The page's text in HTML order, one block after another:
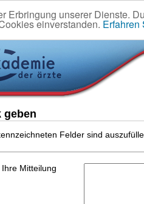
Erbringung unserer Dienste.
einverstanden. Erfahren
geben
Felder sind
Ihre Mitteilung